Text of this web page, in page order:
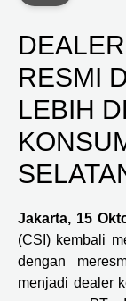
RESMI
LEBIH
Jakarta, 15
(CSI) kembali
dengan
menjadi dealer